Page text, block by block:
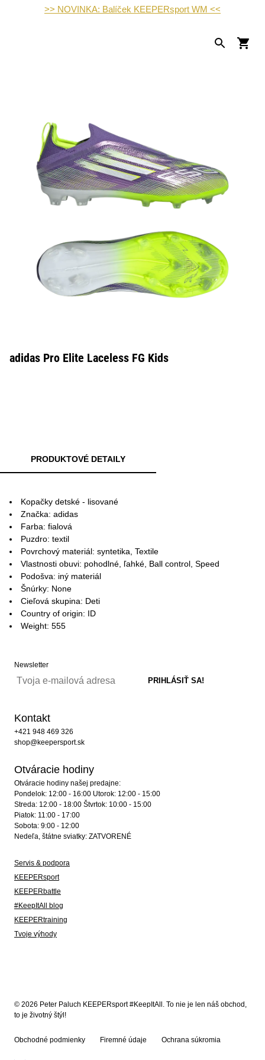
>> NOVINKA: Balíček KEEPERsport WM <<
adidas Pro Elite Laceless FG Kids
PRODUKTOVÉ DETAILY
Kopačky detské - lisované
Značka: adidas
Farba: fialová
Puzdro: textil
Povrchový materiál: syntetika, Textile
Vlastnosti obuvi: pohodlné, ľahké, Ball control, Speed
Podošva: iný materiál
Šnúrky: None
Cieľová skupina: Deti
Country of origin: ID
Weight: 555
Newsletter
Kontakt
+421 948 469 326
shop@keepersport.sk
Otváracie hodiny
Otváracie hodiny našej predajne:
Pondelok: 12:00 - 16:00 Utorok: 12:00 - 15:00
Streda: 12:00 - 18:00 Štvrtok: 10:00 - 15:00
Piatok: 11:00 - 17:00
Sobota: 9:00 - 12:00
Nedeľa, štátne sviatky: ZATVORENÉ
Servis & podpora
KEEPERsport
KEEPERbattle
#KeepItAll blog
KEEPERtraining
Tvoje výhody
© 2026 Peter Paluch KEEPERsport #KeepItAll. To nie je len náš obchod,
to je životný štýl!
Obchodné podmienky Firemné údaje Ochrana súkromia